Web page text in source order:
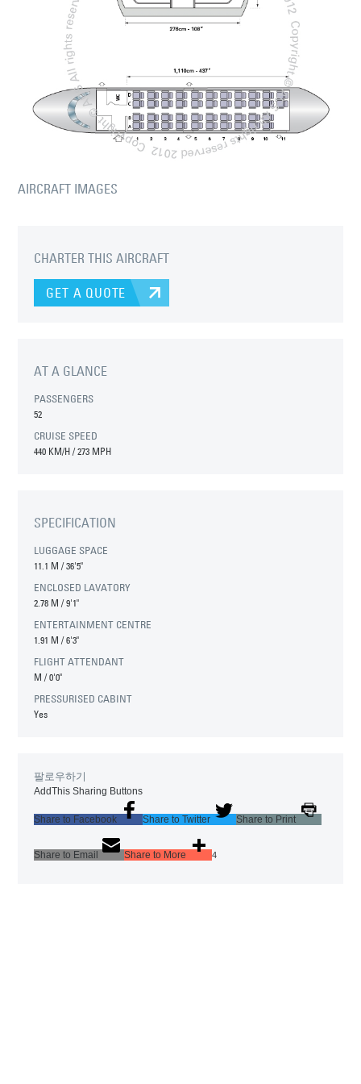
AIRCRAFT IMAGES
CHARTER THIS AIRCRAFT
GET A QUOTE
AT A GLANCE
PASSENGERS
52
CRUISE SPEED
440 KM/H / 273 MPH
SPECIFICATION
LUGGAGE SPACE
11.1 M/36'5"
ENCLOSED LAVATORY
2.78 M/9'1"
ENTERTAINMENT CENTRE
1.91 M/6'3"
FLIGHT ATTENDANT
M/0'0"
PRESSURISED CABINT
Yes
팔로우하기
AddThis Sharing Buttons
Share to Facebook Share to Twitter Share to Print
Share to Email Share to More 4